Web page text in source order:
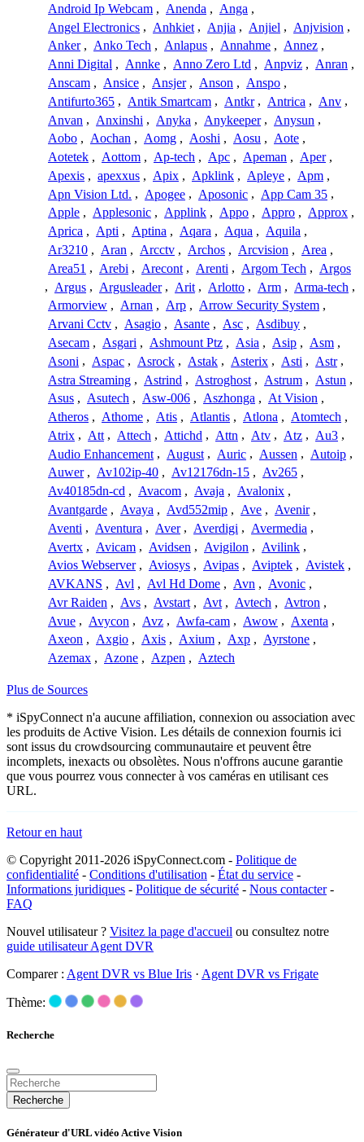
Android Ip Webcam , Anenda , Anga ,
Angel Electronics , Anhkiet , Anjia , Anjiel , Anjvision ,
Anker , Anko Tech , Anlapus , Annahme , Annez ,
Anni Digital , Annke , Anno Zero Ltd , Anpviz , Anran ,
Anscam , Ansice , Ansjer , Anson , Anspo ,
Antifurto365 , Antik Smartcam , Antkr , Antrica , Anv ,
Anvan , Anxinshi , Anyka , Anykeeper , Anysun ,
Aobo , Aochan , Aomg , Aoshi , Aosu , Aote ,
Aotetek , Aottom , Ap-tech , Apc , Apeman , Aper ,
Apexis , apexxus , Apix , Apklink , Apleye , Apm ,
Apn Vision Ltd. , Apogee , Aposonic , App Cam 35 ,
Apple , Applesonic , Applink , Appo , Appro , Approx ,
Aprica , Apti , Aptina , Aqara , Aqua , Aquila ,
Ar3210 , Aran , Arcctv , Archos , Arcvision , Area ,
Area51 , Arebi , Arecont , Arenti , Argom Tech , Argos
, Argus , Argusleader , Arit , Arlotto , Arm , Arma-tech ,
Armorview , Arnan , Arp , Arrow Security System ,
Arvani Cctv , Asagio , Asante , Asc , Asdibuy ,
Asecam , Asgari , Ashmount Ptz , Asia , Asip , Asm ,
Asoni , Aspac , Asrock , Astak , Asterix , Asti , Astr ,
Astra Streaming , Astrind , Astroghost , Astrum , Astun ,
Asus , Asutech , Asw-006 , Aszhonga , At Vision ,
Atheros , Athome , Atis , Atlantis , Atlona , Atomtech ,
Atrix , Att , Attech , Attichd , Attn , Atv , Atz , Au3 ,
Audio Enhancement , August , Auric , Aussen , Autoip ,
Auwer , Av102ip-40 , Av12176dn-15 , Av265 ,
Av40185dn-cd , Avacom , Avaja , Avalonix ,
Avantgarde , Avaya , Avd552mip , Ave , Avenir ,
Aventi , Aventura , Aver , Averdigi , Avermedia ,
Avertx , Avicam , Avidsen , Avigilon , Avilink ,
Avios Webserver , Aviosys , Avipas , Aviptek , Avistek ,
AVKANS , Avl , Avl Hd Dome , Avn , Avonic ,
Avr Raiden , Avs , Avstart , Avt , Avtech , Avtron ,
Avue , Avycon , Avz , Awfa-cam , Awow , Axenta ,
Axeon , Axgio , Axis , Axium , Axp , Ayrstone ,
Azemax , Azone , Azpen , Aztech
Plus de Sources
* iSpyConnect n'a aucune affiliation, connexion ou association avec
les produits de Active Vision. Les détails de connexion fournis ici
sont issus du crowdsourcing communautaire et peuvent être
incomplets, inexacts ou obsolètes. Nous n'offrons aucune garantie
que vous pourrez vous connecter à vos caméras en utilisant ces
URL.
Retour en haut
© Copyright 2011-2026 iSpyConnect.com - Politique de
confidentialité - Conditions d'utilisation - État du service -
Informations juridiques - Politique de sécurité - Nous contacter-
FAQ
Nouvel utilisateur ? Visitez la page d'accueil ou consultez notre
guide utilisateur Agent DVR
Comparer : Agent DVR vs Blue Iris · Agent DVR vs Frigate
Thème:
Recherche
Recherche
Générateur d'URL vidéo Active Vision